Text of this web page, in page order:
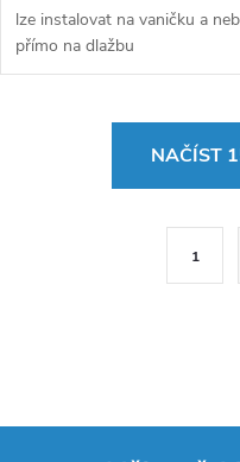
lze instalovat na vaničku a
přímo na dlažbu
c
NAČÍST
1